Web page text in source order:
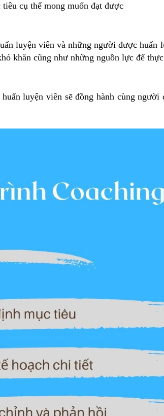
cụ thể mong muốn đạt được
luyện viên và những người được huấn
khăn cũng như những nguồn lực để
luyện viên sẽ đồng hành cùng